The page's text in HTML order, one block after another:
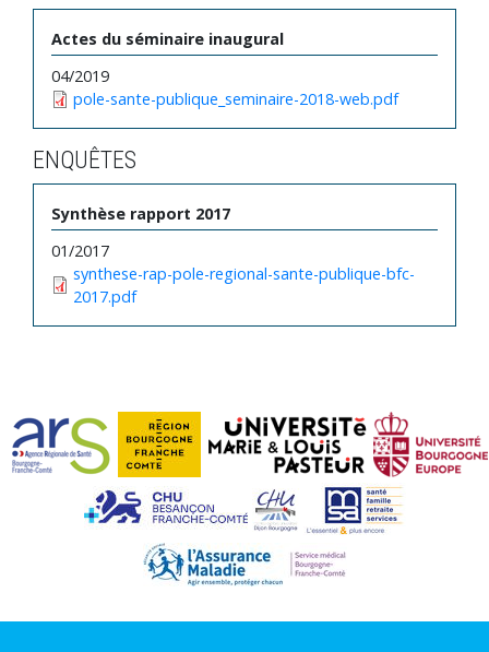
Actes du séminaire inaugural
04/2019
pole-sante-publique_seminaire-2018-web.pdf
ENQUÊTES
Synthèse rapport 2017
01/2017
synthese-rap-pole-regional-sante-publique-bfc-
2017.pdf